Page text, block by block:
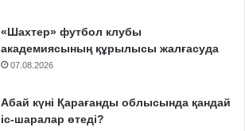
«Шахтер» футбол клубы
академиясының құрылысы жалғасуда
07.08.2026
Абай күні Қарағанды облысында қандай
іс-шаралар өтеді?